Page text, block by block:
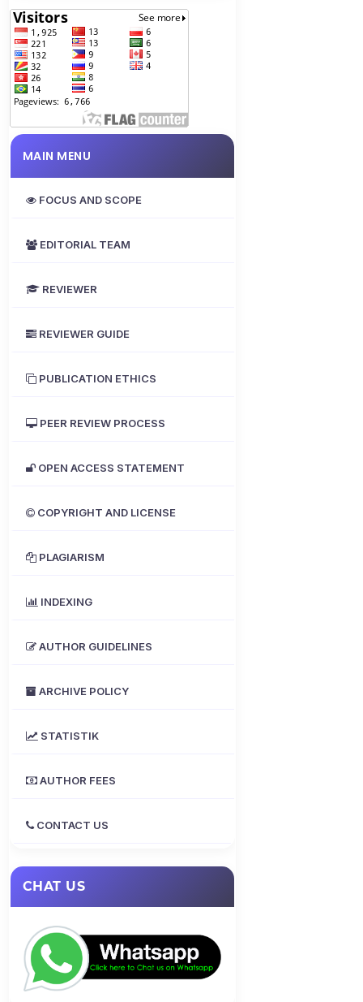
MAIN MENU
FOCUS AND SCOPE
EDITORIAL TEAM
REVIEWER
REVIEWER GUIDE
PUBLICATION ETHICS
PEER REVIEW PROCESS
OPEN ACCESS STATEMENT
COPYRIGHT AND LICENSE
PLAGIARISM
INDEXING
AUTHOR GUIDELINES
ARCHIVE POLICY
STATISTIK
AUTHOR FEES
CONTACT US
CHAT US